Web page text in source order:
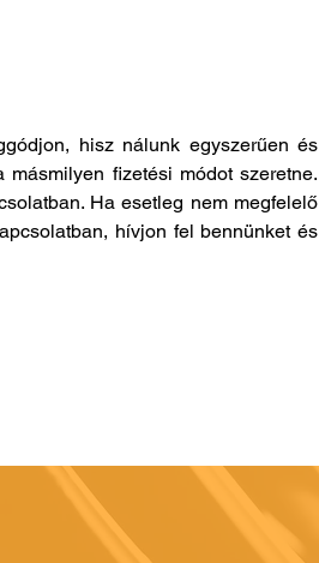
hisz nálunk egyszerűen és
fizetési módot szeretne.
Ha esetleg nem megfelelő
hívjon fel bennünket és